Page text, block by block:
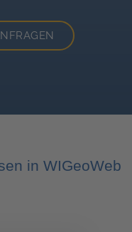
in WIGeoWeb